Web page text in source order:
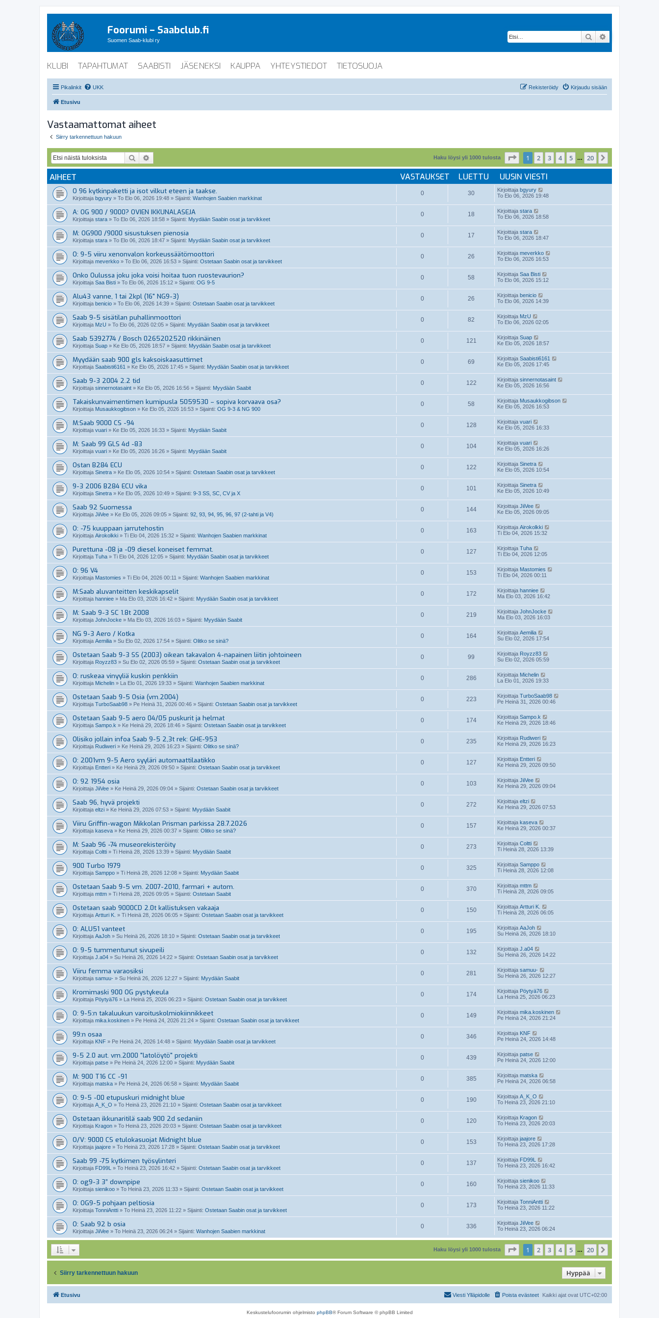
Foorumi – Saabclub.fi
Suomen Saab-klubi ry Etsi
KLUBI TAPAHTUMAT SAABISTI JÄSENEKSI KAUPPA YHTEYSTIEDOT TIETOSUOJA
Pikalinkit UKK Kirjaudu sisään
Rekisteröidy
Etusivu
Vastaamattomat aiheet
Siirry tarkennettuun hakuun
Etsi Haku löysi yli 1000 tulosta Sivu 20
1 2 3 4 5 … 20
AIHEET VASTAUKSET LUETTU UUSIN VIESTI
O 96 kytkinpaketti ja isot vilkut eteen ja taakse.
Kirjoittaja bgyury » To Elo 06, 2026 19:48 » Sijainti: Wanhojen Saabien markkinat
0 30 Kirjoittaja bgyury
To Elo 06, 2026 19:48
A: OG 900 / 9000? OVIEN IKKUNALASEJA
Kirjoittaja stara » To Elo 06, 2026 18:58 » Sijainti: Myydään Saabin osat ja tarvikkeet
0 18 Kirjoittaja stara
To Elo 06, 2026 18:58
M: OG900 /9000 sisustuksen pienosia
Kirjoittaja stara » To Elo 06, 2026 18:47 » Sijainti: Myydään Saabin osat ja tarvikkeet
0 17 Kirjoittaja stara
To Elo 06, 2026 18:47
O: 9-5 viiru xenonvalon korkeussäätömoottori
Kirjoittaja meverkko » To Elo 06, 2026 16:53 » Sijainti: Ostetaan Saabin osat ja tarvikkeet
0 26 Kirjoittaja meverkko
To Elo 06, 2026 16:53
Onko Oulussa joku joka voisi hoitaa tuon ruostevaurion?
Kirjoittaja Saa Bisti » To Elo 06, 2026 15:12 » Sijainti: OG 9-5
0 58 Kirjoittaja Saa Bisti
To Elo 06, 2026 15:12
Alu43 vanne, 1 tai 2kpl (16" NG9-3)
Kirjoittaja benicio » To Elo 06, 2026 14:39 » Sijainti: Ostetaan Saabin osat ja tarvikkeet
0 26 Kirjoittaja benicio
To Elo 06, 2026 14:39
Saab 9-5 sisätilan puhallinmoottori
Kirjoittaja MzU » To Elo 06, 2026 02:05 » Sijainti: Myydään Saabin osat ja tarvikkeet
0 82 Kirjoittaja MzU
To Elo 06, 2026 02:05
Saab 5392774 / Bosch 0265202520 rikkinäinen
Kirjoittaja Suap » Ke Elo 05, 2026 18:57 » Sijainti: Myydään Saabin osat ja tarvikkeet
0 121 Kirjoittaja Suap
Ke Elo 05, 2026 18:57
Myydään saab 900 gls kaksoiskaasuttimet
Kirjoittaja Saabisti6161 » Ke Elo 05, 2026 17:45 » Sijainti: Myydään Saabin osat ja tarvikkeet
0 69 Kirjoittaja Saabisti6161
Ke Elo 05, 2026 17:45
Saab 9-3 2004 2.2 tid
Kirjoittaja sinnernotasaint » Ke Elo 05, 2026 16:56 » Sijainti: Myydään Saabit
0 122 Kirjoittaja sinnernotasaint
Ke Elo 05, 2026 16:56
Takaiskunvaimentimen kumipusla 5059530 – sopiva korvaava osa?
Kirjoittaja Musaukkogibson » Ke Elo 05, 2026 16:53 » Sijainti: OG 9-3 & NG 900
0 58 Kirjoittaja Musaukkogibson
Ke Elo 05, 2026 16:53
M:Saab 9000 CS -94
Kirjoittaja vuari » Ke Elo 05, 2026 16:33 » Sijainti: Myydään Saabit
0 128 Kirjoittaja vuari
Ke Elo 05, 2026 16:33
M: Saab 99 GLS 4d -83
Kirjoittaja vuari » Ke Elo 05, 2026 16:26 » Sijainti: Myydään Saabit
0 104 Kirjoittaja vuari
Ke Elo 05, 2026 16:26
Ostan B284 ECU
Kirjoittaja Sinetra » Ke Elo 05, 2026 10:54 » Sijainti: Ostetaan Saabin osat ja tarvikkeet
0 122 Kirjoittaja Sinetra
Ke Elo 05, 2026 10:54
9-3 2006 B284 ECU vika
Kirjoittaja Sinetra » Ke Elo 05, 2026 10:49 » Sijainti: 9-3 SS, SC, CV ja X
0 101 Kirjoittaja Sinetra
Ke Elo 05, 2026 10:49
Saab 92 Suomessa
Kirjoittaja JiiVee » Ke Elo 05, 2026 09:05 » Sijainti: 92, 93, 94, 95, 96, 97 (2-tahti ja V4)
0 144 Kirjoittaja JiiVee
Ke Elo 05, 2026 09:05
O: -75 kuuppaan jarrutehostin
Kirjoittaja Airokolkki » Ti Elo 04, 2026 15:32 » Sijainti: Wanhojen Saabien markkinat
0 163 Kirjoittaja Airokolkki
Ti Elo 04, 2026 15:32
Purettuna -08 ja -09 diesel koneiset femmat.
Kirjoittaja Tuha » Ti Elo 04, 2026 12:05 » Sijainti: Myydään Saabin osat ja tarvikkeet
0 127 Kirjoittaja Tuha
Ti Elo 04, 2026 12:05
O: 96 V4
Kirjoittaja Mastomies » Ti Elo 04, 2026 00:11 » Sijainti: Wanhojen Saabien markkinat
0 153 Kirjoittaja Mastomies
Ti Elo 04, 2026 00:11
M:Saab aluvanteitten keskikapselit
Kirjoittaja hanniee » Ma Elo 03, 2026 16:42 » Sijainti: Myydään Saabin osat ja tarvikkeet
0 172 Kirjoittaja hanniee
Ma Elo 03, 2026 16:42
M: Saab 9-3 SC 1.8t 2008
Kirjoittaja JohnJocke » Ma Elo 03, 2026 16:03 » Sijainti: Myydään Saabit
0 219 Kirjoittaja JohnJocke
Ma Elo 03, 2026 16:03
NG 9-3 Aero / Kotka
Kirjoittaja Aemilia » Su Elo 02, 2026 17:54 » Sijainti: Olitko se sinä?
0 164 Kirjoittaja Aemilia
Su Elo 02, 2026 17:54
Ostetaan Saab 9-3 SS (2003) oikean takavalon 4-napainen liitin johtoineen
Kirjoittaja Royzz83 » Su Elo 02, 2026 05:59 » Sijainti: Ostetaan Saabin osat ja tarvikkeet
0 99 Kirjoittaja Royzz83
Su Elo 02, 2026 05:59
O: ruskeaa vinyyliä kuskin penkkiin
Kirjoittaja Michelin » La Elo 01, 2026 19:33 » Sijainti: Wanhojen Saabien markkinat
0 286 Kirjoittaja Michelin
La Elo 01, 2026 19:33
Ostetaan Saab 9-5 Osia (vm.2004)
Kirjoittaja TurboSaab98 » Pe Heinä 31, 2026 00:46 » Sijainti: Ostetaan Saabin osat ja tarvikkeet
0 223 Kirjoittaja TurboSaab98
Pe Heinä 31, 2026 00:46
Ostetaan Saab 9-5 aero 04/05 puskurit ja helmat
Kirjoittaja Sampo.k » Ke Heinä 29, 2026 18:46 » Sijainti: Ostetaan Saabin osat ja tarvikkeet
0 174 Kirjoittaja Sampo.k
Ke Heinä 29, 2026 18:46
Olisiko jollain infoa Saab 9-5 2,3t rek: GHE-953
Kirjoittaja Rudiweri » Ke Heinä 29, 2026 16:23 » Sijainti: Olitko se sinä?
0 235 Kirjoittaja Rudiweri
Ke Heinä 29, 2026 16:23
O: 2001vm 9-5 Aero syyläri automaattilaatikko
Kirjoittaja Entteri » Ke Heinä 29, 2026 09:50 » Sijainti: Ostetaan Saabin osat ja tarvikkeet
0 127 Kirjoittaja Entteri
Ke Heinä 29, 2026 09:50
O: 92 1954 osia
Kirjoittaja JiiVee » Ke Heinä 29, 2026 09:04 » Sijainti: Ostetaan Saabin osat ja tarvikkeet
0 103 Kirjoittaja JiiVee
Ke Heinä 29, 2026 09:04
Saab 96, hyvä projekti
Kirjoittaja eltzi » Ke Heinä 29, 2026 07:53 » Sijainti: Myydään Saabit
0 272 Kirjoittaja eltzi
Ke Heinä 29, 2026 07:53
Viiru Griffin-wagon Mikkolan Prisman parkissa 28.7.2026
Kirjoittaja kaseva » Ke Heinä 29, 2026 00:37 » Sijainti: Olitko se sinä?
0 157 Kirjoittaja kaseva
Ke Heinä 29, 2026 00:37
M: Saab 96 -74 museorekisteröity
Kirjoittaja Coltti » Ti Heinä 28, 2026 13:39 » Sijainti: Myydään Saabit
0 273 Kirjoittaja Coltti
Ti Heinä 28, 2026 13:39
900 Turbo 1979
Kirjoittaja Samppo » Ti Heinä 28, 2026 12:08 » Sijainti: Myydään Saabit
0 325 Kirjoittaja Samppo
Ti Heinä 28, 2026 12:08
Ostetaan Saab 9-5 vm. 2007-2010, farmari + autom.
Kirjoittaja mttm » Ti Heinä 28, 2026 09:05 » Sijainti: Ostetaan Saabit
0 370 Kirjoittaja mttm
Ti Heinä 28, 2026 09:05
Ostetaan saab 9000CD 2.0t kallistuksen vakaaja
Kirjoittaja Artturi K. » Ti Heinä 28, 2026 06:05 » Sijainti: Ostetaan Saabin osat ja tarvikkeet
0 150 Kirjoittaja Artturi K.
Ti Heinä 28, 2026 06:05
O: ALU51 vanteet
Kirjoittaja AaJoh » Su Heinä 26, 2026 18:10 » Sijainti: Ostetaan Saabin osat ja tarvikkeet
0 195 Kirjoittaja AaJoh
Su Heinä 26, 2026 18:10
O: 9-5 tummentunut sivupeili
Kirjoittaja J.a04 » Su Heinä 26, 2026 14:22 » Sijainti: Ostetaan Saabin osat ja tarvikkeet
0 132 Kirjoittaja J.a04
Su Heinä 26, 2026 14:22
Viiru femma varaosiksi
Kirjoittaja samuu- » Su Heinä 26, 2026 12:27 » Sijainti: Myydään Saabit
0 281 Kirjoittaja samuu-
Su Heinä 26, 2026 12:27
Kromimaski 900 OG pystykeula
Kirjoittaja Pöytyä76 » La Heinä 25, 2026 06:23 » Sijainti: Ostetaan Saabin osat ja tarvikkeet
0 174 Kirjoittaja Pöytyä76
La Heinä 25, 2026 06:23
O: 9-5:n takaluukun varoituskolmiokiinnikkeet
Kirjoittaja mika.koskinen » Pe Heinä 24, 2026 21:24 » Sijainti: Ostetaan Saabin osat ja tarvikkeet
0 149 Kirjoittaja mika.koskinen
Pe Heinä 24, 2026 21:24
99:n osaa
Kirjoittaja KNF » Pe Heinä 24, 2026 14:48 » Sijainti: Myydään Saabin osat ja tarvikkeet
0 346 Kirjoittaja KNF
Pe Heinä 24, 2026 14:48
9-5 2.0 aut. vm.2000 "latolöytö" projekti
Kirjoittaja patse » Pe Heinä 24, 2026 12:00 » Sijainti: Myydään Saabit
0 439 Kirjoittaja patse
Pe Heinä 24, 2026 12:00
M: 900 T16 CC -91
Kirjoittaja matska » Pe Heinä 24, 2026 06:58 » Sijainti: Myydään Saabit
0 385 Kirjoittaja matska
Pe Heinä 24, 2026 06:58
O: 9-5 -00 etupuskuri midnight blue
Kirjoittaja A_K_O » To Heinä 23, 2026 21:10 » Sijainti: Ostetaan Saabin osat ja tarvikkeet
0 190 Kirjoittaja A_K_O
To Heinä 23, 2026 21:10
Ostetaan ikkunaritilä saab 900 2d sedaniin
Kirjoittaja Kragon » To Heinä 23, 2026 20:03 » Sijainti: Ostetaan Saabin osat ja tarvikkeet
0 120 Kirjoittaja Kragon
To Heinä 23, 2026 20:03
O/V: 9000 CS etulokasuojat Midnight blue
Kirjoittaja jaajore » To Heinä 23, 2026 17:28 » Sijainti: Ostetaan Saabin osat ja tarvikkeet
0 153 Kirjoittaja jaajore
To Heinä 23, 2026 17:28
Saab 99 -75 kytkimen työsylinteri
Kirjoittaja FD99L » To Heinä 23, 2026 16:42 » Sijainti: Ostetaan Saabin osat ja tarvikkeet
0 137 Kirjoittaja FD99L
To Heinä 23, 2026 16:42
O: og9-3 3” downpipe
Kirjoittaja sienikoo » To Heinä 23, 2026 11:33 » Sijainti: Ostetaan Saabin osat ja tarvikkeet
0 160 Kirjoittaja sienikoo
To Heinä 23, 2026 11:33
O: OG9-5 pohjaan peltiosia
Kirjoittaja TonniAntti » To Heinä 23, 2026 11:22 » Sijainti: Ostetaan Saabin osat ja tarvikkeet
0 173 Kirjoittaja TonniAntti
To Heinä 23, 2026 11:22
O: Saab 92 b osia
Kirjoittaja JiiVee » To Heinä 23, 2026 06:24 » Sijainti: Wanhojen Saabien markkinat
0 336 Kirjoittaja JiiVee
To Heinä 23, 2026 06:24
Haku löysi yli 1000 tulosta Sivu 20
1 2 3 4 5 … 20
Siirry tarkennettuun hakuun Hyppää
Etusivu Kaikki ajat ovat UTC+02:00
Poista evästeet
Viesti Ylläpidolle
Keskustelufoorumin ohjelmisto phpBB® Forum Software © phpBB Limited